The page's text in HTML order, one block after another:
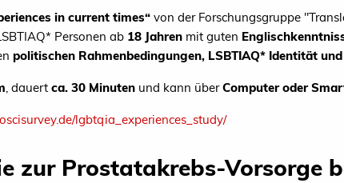
in current times“ von der Forschungsgruppe
Personen ab 18 Jahren mit guten
politischen Rahmenbedingungen, LSBTIAQ* Identität
, dauert ca. 30 Minuten und kann überComputer oder
lgbtqia_experiences_study/
zur Prostatakrebs-Vorsorge